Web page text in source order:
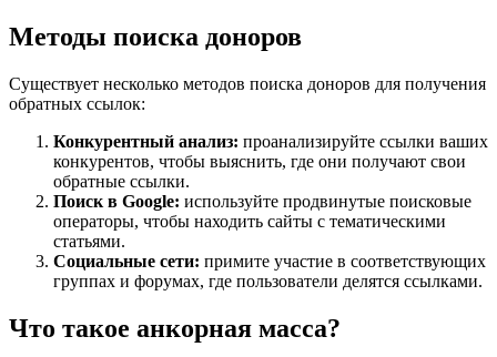
Методы поиска доноров
Существует несколько методов поиска доноров для получения
обратных ссылок:
Конкурентный анализ: проанализируйте ссылки ваших
конкурентов, чтобы выяснить, где они получают свои
обратные ссылки.
Поиск в Google: используйте продвинутые поисковые
операторы, чтобы находить сайты с тематическими
статьями.
Социальные сети: примите участие в соответствующих
группах и форумах, где пользователи делятся ссылками.
Что такое анкорная масса?